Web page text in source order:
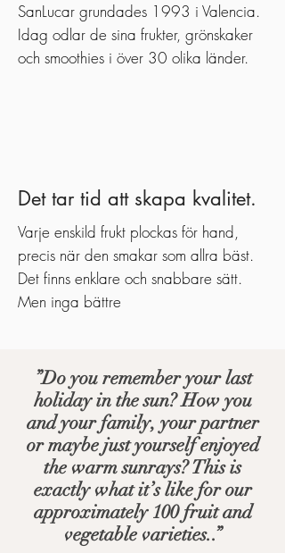
SanLucar grundades 1993 i Valencia.
Idag odlar de sina frukter, grönskaker
och smoothies i över 30 olika länder.
Det tar tid att skapa kvalitet.
Varje enskild frukt plockas för hand,
precis när den smakar som allra bäst.
Det finns enklare och snabbare sätt.
Men inga bättre
”Do you remember your last
holiday in the sun? How you
and your family, your partner
or maybe just yourself enjoyed
the warm sunrays? This is
exactly what it’s like for our
approximately 100 fruit and
vegetable varieties..”